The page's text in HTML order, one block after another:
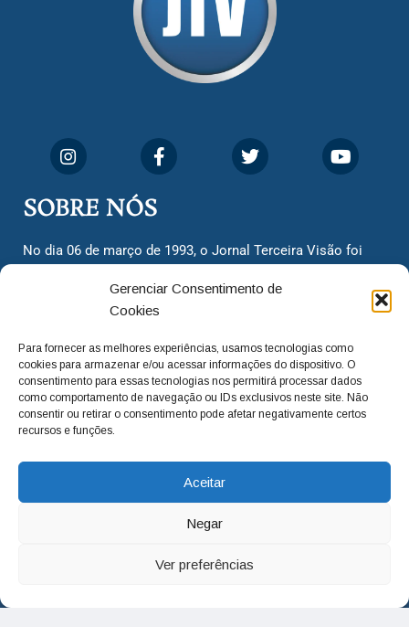
Gerenciar Consentimento de
Cookies
Para fornecer as melhores experiências, usamos tecnologias como
cookies para armazenar e/ou acessar informações do dispositivo. O
consentimento para essas tecnologias nos permitirá processar dados
como comportamento de navegação ou IDs exclusivos neste site. Não
consentir ou retirar o consentimento pode afetar negativamente certos
recursos e funções.
Aceitar
Negar
Ver preferências
SOBRE NÓS
No dia 06 de março de 1993, o Jornal Terceira Visão foi
cidadãos valinhenses, já que naquela época só existiam
dois jornais. Há mais de 30 anos, o jornal continua
com o foco de trazer as melhores notícias. Nunca
deixamos de lado as necessidades do cidadão, sempre
questionando os órgãos públicos em busca de melhorias
para a cidade e sempre cobrando resoluções para casos
adm@jtv.com.br
(19) 3929-6225